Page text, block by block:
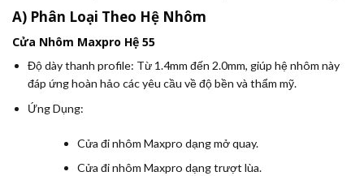
A) Phân Loại Theo Hệ Nhôm
Cửa Nhôm Maxpro Hệ 55
Độ dày thanh profile: Từ 1.4mm đến 2.0mm, giúp hệ nhôm này
đáp ứng hoàn hảo các yêu cầu về độ bền và thẩm mỹ.
Ứng Dụng:
Cửa đi nhôm Maxpro dạng mở quay.
Cửa đi nhôm Maxpro dạng trượt lùa.